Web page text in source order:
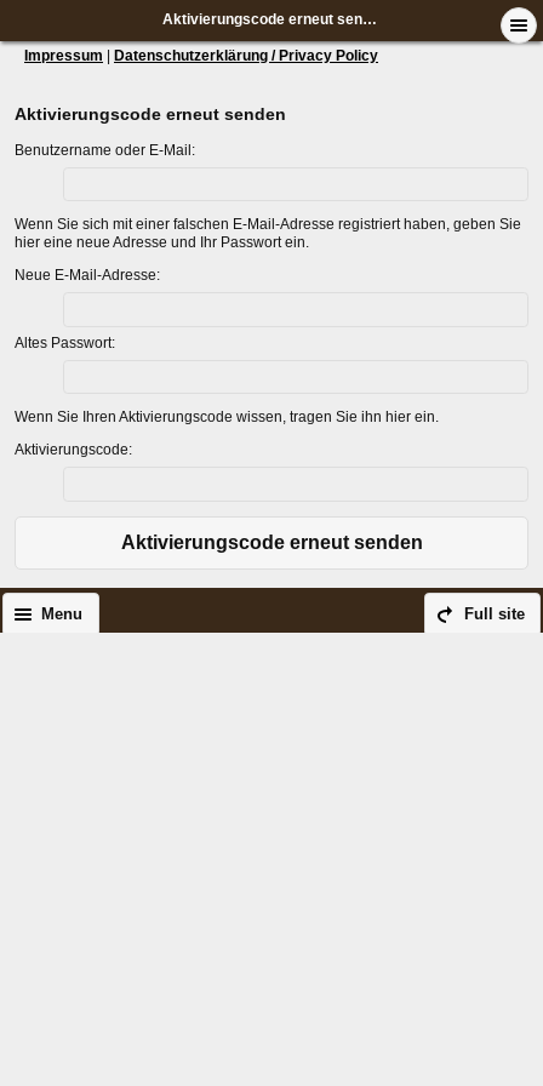
Aktivierungscode erneut senden
Impressum Datenschutzerklärung / Privacy Policy
Aktivierungscode erneut senden
Benutzername oder E-Mail:
Wenn Sie sich mit einer falschen E-Mail-Adresse registriert haben, geben Sie
hier eine neue Adresse und Ihr Passwort ein.
Neue E-Mail-Adresse:
Altes Passwort:
Wenn Sie Ihren Aktivierungscode wissen, tragen Sie ihn hier ein.
Aktivierungscode:
Aktivierungscode erneut senden
Full site
Menu